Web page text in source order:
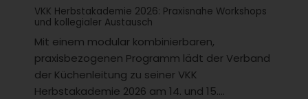
VKK Herbstakademie 2026: Praxisnahe Workshops
und kollegialer Austausch
Mit einem modular kombinierbaren,
praxisbezogenen Programm lädt der Verband
der Küchenleitung zu seiner VKK
Herbstakademie 2026 am 14. und 15....